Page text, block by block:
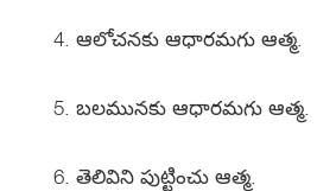
4. ఆలోచనకు ఆధారమగు ఆత్మ.
5. బలమునకు ఆధారమగు ఆత్మ.
6. తెలివిని పుట్టించు ఆత్మ.